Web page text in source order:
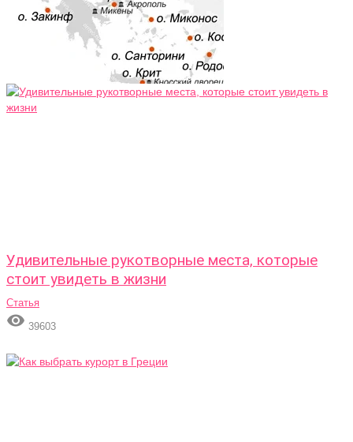
Удивительные рукотворные места, которые
стоит увидеть в жизни
Статья
 39603